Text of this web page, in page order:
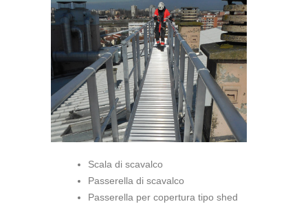
Scala di scavalco
Passerella di scavalco
Passerella per copertura tipo shed